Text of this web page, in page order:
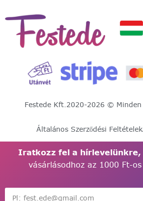
Festede Kft.2020-2026 ©
Általános Szerződési Feltételek
Iratkozz fel a hírlevelünkre,
vásárlásodhoz az 1000 Ft-